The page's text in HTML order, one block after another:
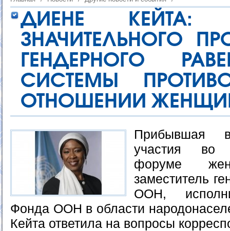
ДИЕНЕ КЕЙТА:
ЗНАЧИТЕЛЬНОГО
ГЕНДЕРНОГО
СИСТЕМЫ
ОТНОШЕНИИ
Прибывшая
участия во
форуме
заместитель
ООН,
Фонда ООН в области
Кейта ответила на вопросы